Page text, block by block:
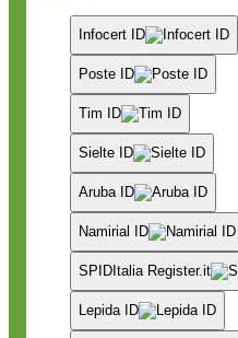
Infocert ID
Poste ID
Tim ID
Sielte ID
Aruba ID
Namirial ID
SPIDItalia Register.it
Lepida ID